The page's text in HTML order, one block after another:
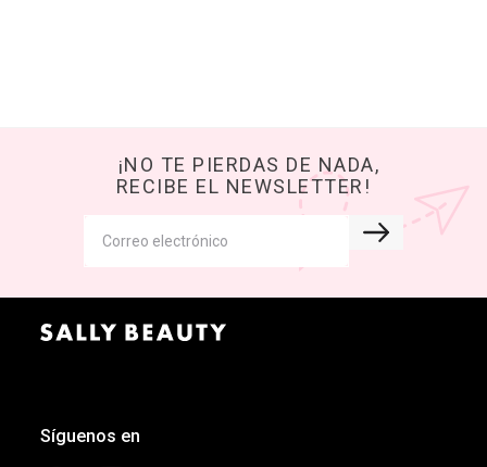
¡NO TE PIERDAS DE NADA,
RECIBE EL NEWSLETTER!
Síguenos en